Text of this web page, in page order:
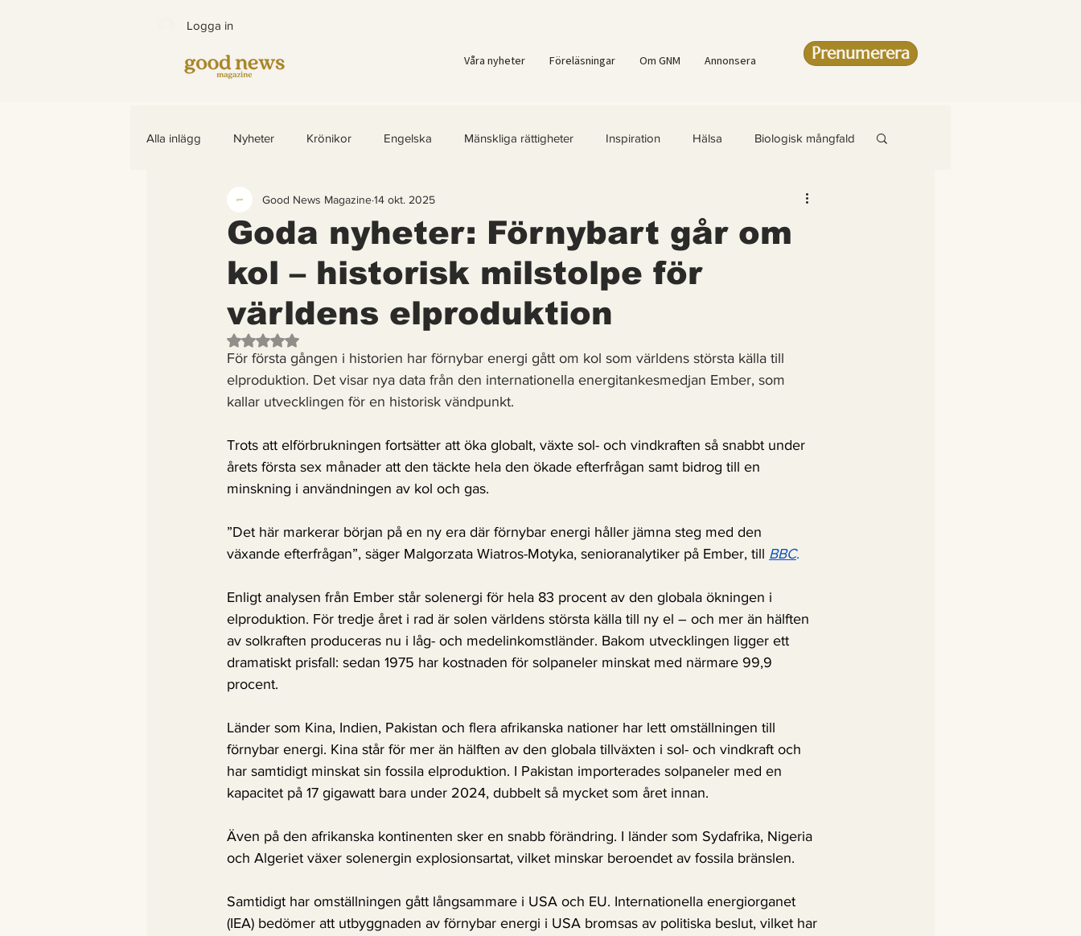
Logga in
Våra nyheter Föreläsningar Om GNM Annonsera Prenumerera
Alla inlägg Nyheter Krönikor Engelska Mänskliga rättigheter Inspiration Hälsa Biologisk mångfald
Bättre värld Djurens rättigheter Kvinnors rättigheter
Barns rättigheter fredligare värld Kände du till.... Erbjudanden Videoklipp
Arter som återhämtar sig Endast för Prenumeranter
Goda nyheter: Förnybart går om
kol – historisk milstolpe för
världens elproduktion
Good News Magazine14 okt. 2025
Betygsatt till NaN av 5 stjärnor.
För första gången i historien har förnybar energi gått om kol som världens största källa till
elproduktion. Det visar nya data från den internationella energitankesmedjan Ember, som
kallar utvecklingen för en historisk vändpunkt.
Trots att elförbrukningen fortsätter att öka globalt, växte sol- och vindkraften så snabbt under
årets första sex månader att den täckte hela den ökade efterfrågan samt bidrog till en
minskning i användningen av kol och gas.
”Det här markerar början på en ny era där förnybar energi håller jämna steg med den
växande efterfrågan”, säger Malgorzata Wiatros-Motyka, senioranalytiker på Ember, till BBC.
Enligt analysen från Ember står solenergi för hela 83 procent av den globala ökningen i
elproduktion. För tredje året i rad är solen världens största källa till ny el – och mer än hälften
av solkraften produceras nu i låg- och medelinkomstländer. Bakom utvecklingen ligger ett
dramatiskt prisfall: sedan 1975 har kostnaden för solpaneler minskat med närmare 99,9
procent.
Länder som Kina, Indien, Pakistan och flera afrikanska nationer har lett omställningen till
förnybar energi. Kina står för mer än hälften av den globala tillväxten i sol- och vindkraft och
har samtidigt minskat sin fossila elproduktion. I Pakistan importerades solpaneler med en
kapacitet på 17 gigawatt bara under 2024, dubbelt så mycket som året innan.
Även på den afrikanska kontinenten sker en snabb förändring. I länder som Sydafrika, Nigeria
och Algeriet växer solenergin explosionsartat, vilket minskar beroendet av fossila bränslen.
Samtidigt har omställningen gått långsammare i USA och EU. Internationella energiorganet
(IEA) bedömer att utbyggnaden av förnybar energi i USA bromsas av politiska beslut, vilket har